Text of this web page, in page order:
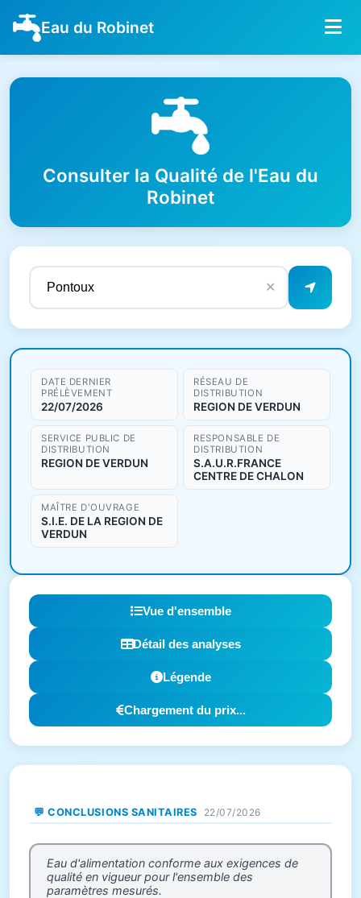
Eau du Robinet
Consulter la Qualité de l'Eau du
Robinet
✕
Résultats de qualité de l'eau
DATE DERNIER
PRÉLÈVEMENT
22/07/2026
RÉSEAU DE
DISTRIBUTION
REGION DE VERDUN
SERVICE PUBLIC DE
DISTRIBUTION
REGION DE VERDUN
RESPONSABLE DE
DISTRIBUTION
S.A.U.R.FRANCE
CENTRE DE CHALON
MAÎTRE D'OUVRAGE
S.I.E. DE LA REGION DE
VERDUN
Vue d'ensemble
Détail des analyses
Légende
Chargement du prix...
💬 CONCLUSIONS SANITAIRES 22/07/2026
Eau d'alimentation conforme aux exigences de
qualité en vigueur pour l'ensemble des
paramètres mesurés.